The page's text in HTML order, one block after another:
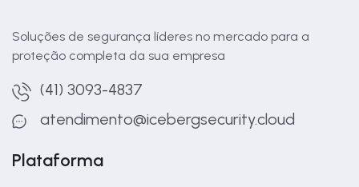
Soluções de segurança líderes no mercado para a
proteção completa da sua empresa
(41) 3093-4837
atendimento@icebergsecurity.cloud
Plataforma